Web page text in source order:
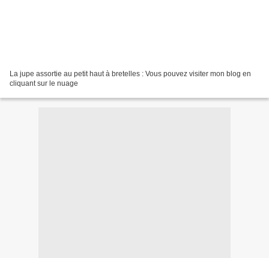
La jupe assortie au petit haut à bretelles : Vous pouvez visiter mon blog en
cliquant sur le nuage